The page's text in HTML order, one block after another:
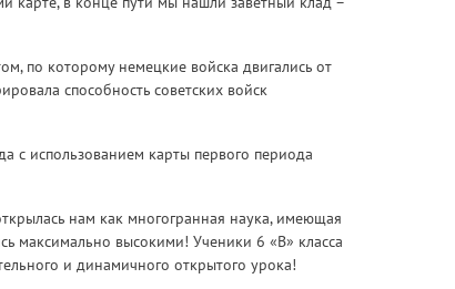
по которому немецкие войска двигались от
способность советских войск
с использованием карты первого периода
нам как многогранная наука, имеющая
максимально высокими! Ученики 6 «В» класса
и динамичного открытого урока!